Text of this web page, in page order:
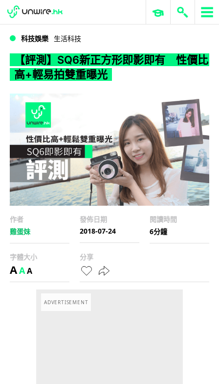
WWDC 2026 ERP 與商業 AI
科技娛樂 生活科技
【評測】SQ6新正方形即影即有 性價比
高+輕易拍雙重曝光
作者
雞蛋妹
發佈日期
2018-07-24
閱讀時間
6分鐘
字體大小
AAA
分享
ADVERTISEMENT